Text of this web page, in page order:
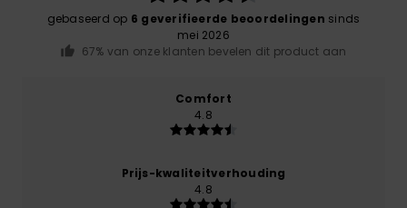
gebaseerd op 6 geverifieerde beoordelingen sinds
mei 2026
67% van onze klanten bevelen dit product aan
Comfort
4.8
Prijs-kwaliteitverhouding
4.8